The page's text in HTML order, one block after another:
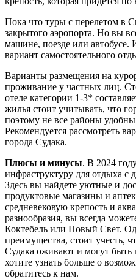
Пока что туры с перелетом в
закрытого аэропорта. Но вы
машине, поезде или автобусе.
вариант самостоятельного
Варианты размещения на
проживание у частных лиц.
отеле категории 1-3*
жилья стоит учитывать, что
поэтому не все районы
Рекомендуется рассмотреть
города Судака.
Плюсы и минусы. В 2024
инфраструктуру для отдыха с
Здесь вы найдете уютные и
продуктовые магазины и
средневековую крепость и
разнообразия, вы всегда
Коктебель или Новый Свет.
преимущества, стоит учесть,
Судака оживают и могут
хотите узнать больше о
обратитесь к нам.